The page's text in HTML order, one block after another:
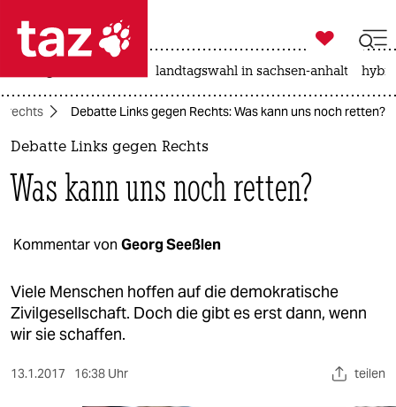
 taz zahl ich
taz zahl ich
politik
öko
gesellschaft
kultur

taz zahl ich
landtagswahl in sachsen-anhalt
rechts Debatte Links gegen Rechts: Was kann uns noch retten?
Debatte Links gegen Rechts
Was kann uns noch retten?
Kommentar von Georg Seeßlen
Viele Menschen hoffen auf die demokratische
Zivilgesellschaft. Doch die gibt es erst dann, wenn
wir sie schaffen.
13.1.2017 16:38 Uhr teilen